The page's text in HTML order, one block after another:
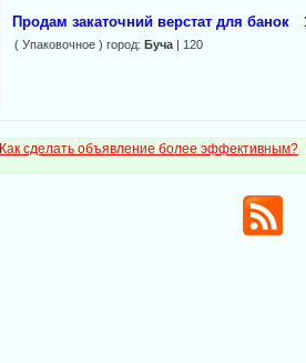
Продам закаточний верстат для банок
( Упаковочное ) город: Буча| 120
Как сделать объявление более эффективным?